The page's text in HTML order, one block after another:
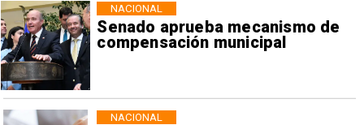
Senado aprueba mecanismo de
compensación municipal
NACIONAL
NACIONAL